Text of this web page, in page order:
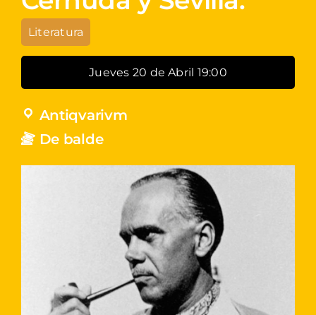
Literatura
Jueves 20 de Abril 19:00
Antiqvarivm
De balde